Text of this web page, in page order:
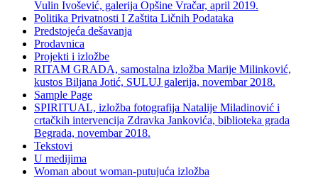
Vulin Ivošević, galerija Opšine Vračar, april 2019.
Politika Privatnosti I Zaštita Ličnih Podataka
Predstojeća dešavanja
Prodavnica
Projekti i izložbe
RITAM GRADA, samostalna izložba Marije Milinković,
kustos Biljana Jotić, SULUJ galerija, novembar 2018.
Sample Page
SPIRITUAL, izložba fotografija Natalije Miladinović i
crtačkih intervencija Zdravka Jankovića, biblioteka grada
Begrada, novembar 2018.
Tekstovi
U medijima
Woman about woman-putujuća izložba